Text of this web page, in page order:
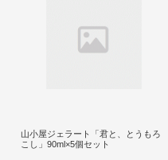
山小屋ジェラート「君と、とうもろ
こし」90ml×5個セット